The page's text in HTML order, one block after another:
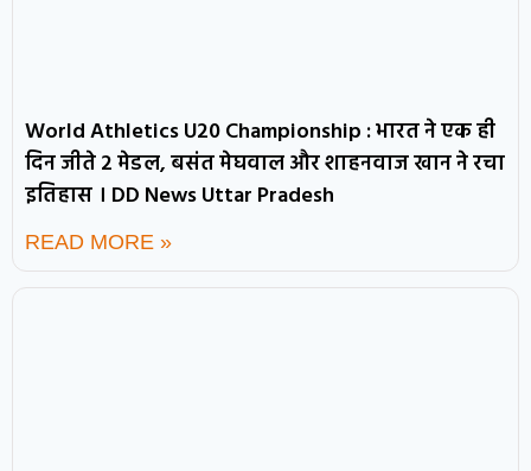
World Athletics U20 Championship : भारत ने एक ही
दिन जीते 2 मेडल, बसंत मेघवाल और शाहनवाज खान ने रचा
इतिहास । DD News Uttar Pradesh
READ MORE »